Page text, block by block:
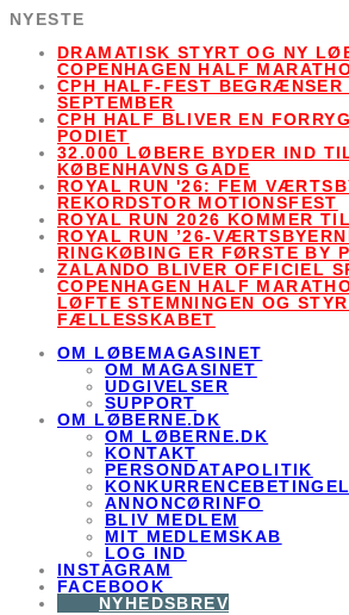
NYESTE
DRAMATISK STYRT OG NY
COPENHAGEN HALF
CPH HALF-FEST BEGRÆNSER
SEPTEMBER
CPH HALF BLIVER EN
PODIET
32.000 LØBERE BYDER IND
KØBENHAVNS GADE
ROYAL RUN '26: FEM
REKORDSTOR MOTIONSFEST
ROYAL RUN 2026 KOMMER
ROYAL RUN ’26-
RINGKØBING ER FØRSTE BY
ZALANDO BLIVER OFFICIEL
COPENHAGEN HALF
LØFTE STEMNINGEN OG
FÆLLESSKABET
OM LØBEMAGASINET
OM MAGASINET
UDGIVELSER
SUPPORT
OM LØBERNE.DK
OM LØBERNE.DK
KONTAKT
PERSONDATAPOLITIK
ANNONCØRINFO
BLIV MEDLEM
MIT MEDLEMSKAB
LOG IND
INSTAGRAM
FACEBOOK
NYHEDSBREV